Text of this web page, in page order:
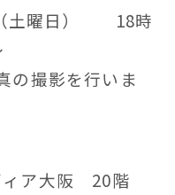
土曜日） 18時
撮影を行いま
ア大阪 20階